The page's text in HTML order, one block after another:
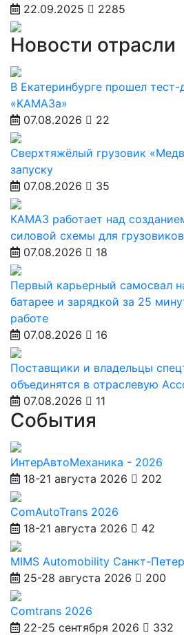
22.09.2025
2285
Новости отрасли
В Екатеринбурге прошел
«КАМАЗа»
07.08.2026
22
Сверхтяжёлый грузовик
запуску
07.08.2026
35
КАМАЗ работает над
силовой схемы для
07.08.2026
18
Первый карьерный самосвал
батарее и зарядкой за 25
работе
07.08.2026
16
Поставщики и владельцы
объединятся в отраслевую
07.08.2026
11
События
ИнтерАвтоМеханика - 2026
18-21 августа 2026
202
ComAutoTrans 2026
18-21 августа 2026
42
MIMS Automobility Санкт-
25-28 августа 2026
200
Comtrans 2026
22-25 сентября 2026
332